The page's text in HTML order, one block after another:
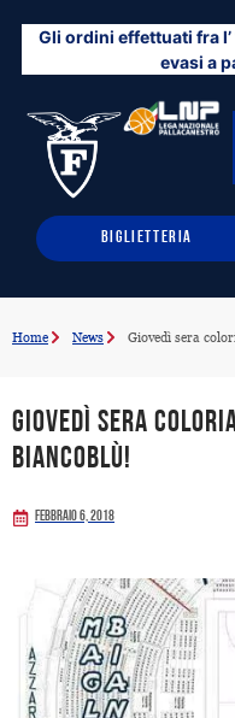
contenuto
Gli ordini effettuati fra
evasi a
BIGLIETTERIA
Home News Giovedì sera
Giovedì sera
biancoblù!
Febbraio 6, 2018